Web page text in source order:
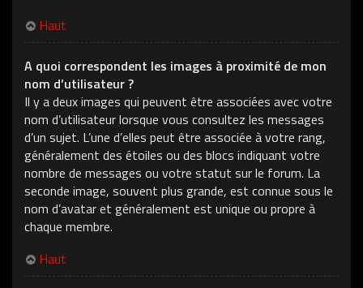
Haut
A quoi correspondent les images à proximité de mon
nom d’utilisateur ?
Il y a deux images qui peuvent être associées avec votre
nom d’utilisateur lorsque vous consultez les messages
d’un sujet. L’une d’elles peut être associée à votre rang,
généralement des étoiles ou des blocs indiquant votre
nombre de messages ou votre statut sur le forum. La
seconde image, souvent plus grande, est connue sous le
nom d’avatar et généralement est unique ou propre à
chaque membre.
Haut